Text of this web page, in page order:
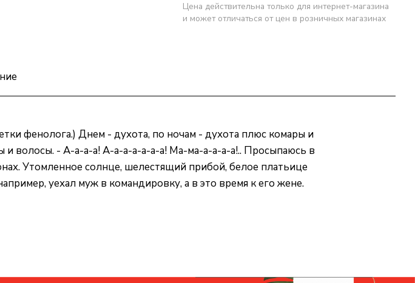
Цена действительна только для интернет-магазина
и может отличаться от цен в розничных магазинах
фенолога.) Днем - духота, по ночам - духота плюс комары и
волосы. - А-а-а-а! А-а-а-а-а-а-а! Ма-ма-а-а-а-а!.. Просыпаюсь в
Утомленное солнце, шелестящий прибой, белое платьице
уехал муж в командировку, а в это время к его жене.